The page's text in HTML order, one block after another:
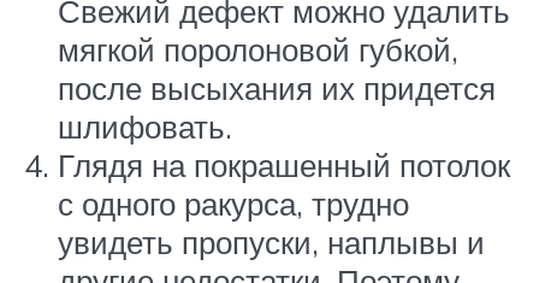
Свежий дефект можно удалить
мягкой поролоновой губкой,
после высыхания их придется
шлифовать.
Глядя на покрашенный потолок
с одного ракурса, трудно
увидеть пропуски, наплывы и